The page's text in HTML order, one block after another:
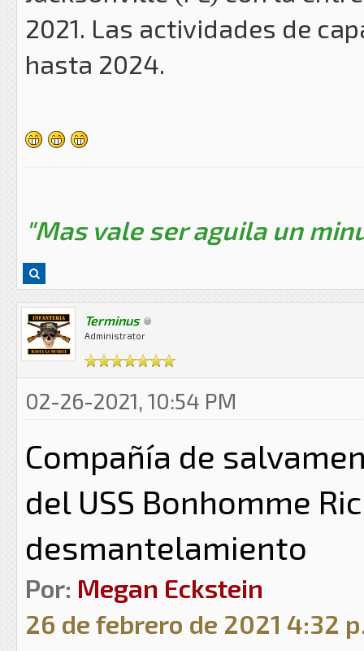
2021. Las actividades de
hasta 2024.
"Mas vale ser aguila un
Terminus
Administrator
02-26-2021, 10:54 PM
Compañía de
del USS Bonhomme
desmantelamiento
Por: Megan Eckstein
26 de febrero de 2021 4:32